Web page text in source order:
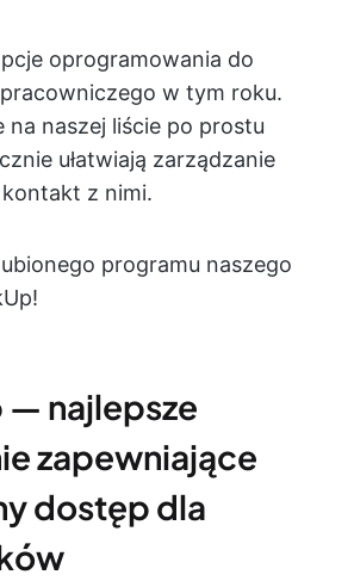
oprogramowania do
w tym roku.
na naszej liście po prostu
ułatwiają zarządzanie
z nimi.
programu naszego
— najlepsze
zapewniające
dostęp dla